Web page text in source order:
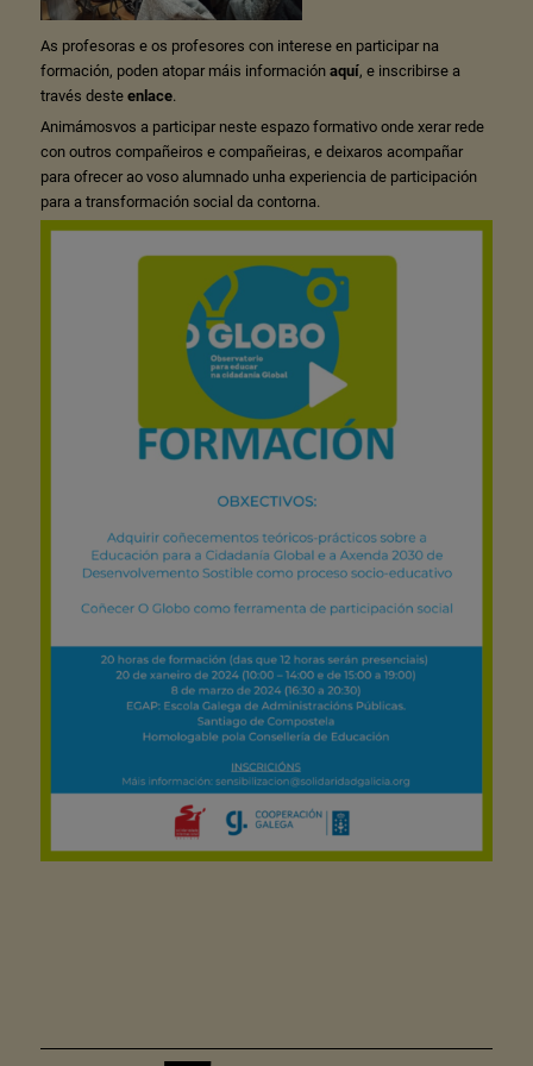
As profesoras e os profesores con interese en participar na
formación, poden atopar máis información aquí, e inscribirse a
través deste enlace.
Animámosvos a participar neste espazo formativo onde xerar rede
con outros compañeiros e compañeiras, e deixaros acompañar
para ofrecer ao voso alumnado unha experiencia de participación
para a transformación social da contorna.